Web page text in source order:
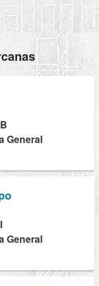
General
General